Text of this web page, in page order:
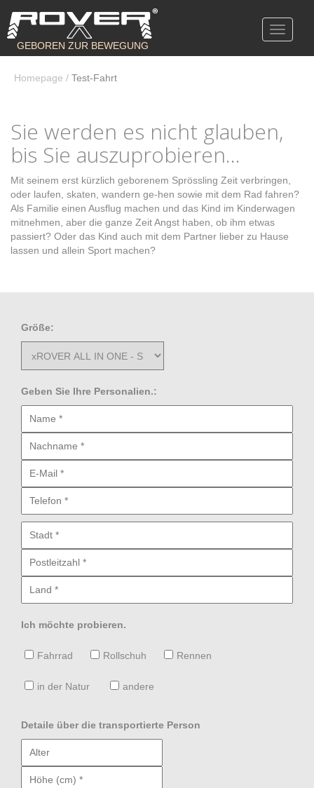
Toggle
GEBOREN ZUR BEWEGUNG
Homepage / Test-Fahrt
Sie werden es nicht glauben,
bis Sie auszuprobieren...
Mit seinem erst kürzlich geborenem Sprössling Zeit verbringen,
oder laufen, skaten, wandern ge-hen sowie mit dem Rad fahren?
Als Familie einen Ausflug machen und das Kind im Kinderwagen
mitnehmen, aber die ganze Zeit Angst haben, ob ihm etwas
passiert? Oder das Kind auch mit dem Partner lieber zu Hause
lassen und allein Sport machen?
Größe:
Geben Sie Ihre Personalien.:
Ich möchte probieren.
Fahrrad Rollschuh Rennen
in der Natur andere
Detaile über die transportierte Person